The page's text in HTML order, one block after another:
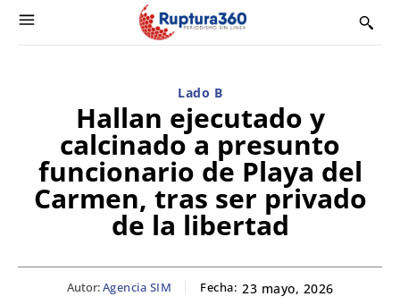
Lado B
Hallan ejecutado y
calcinado a presunto
funcionario de Playa del
Carmen, tras ser privado
de la libertad
Autor:Agencia SIM Fecha: 23 mayo, 2026